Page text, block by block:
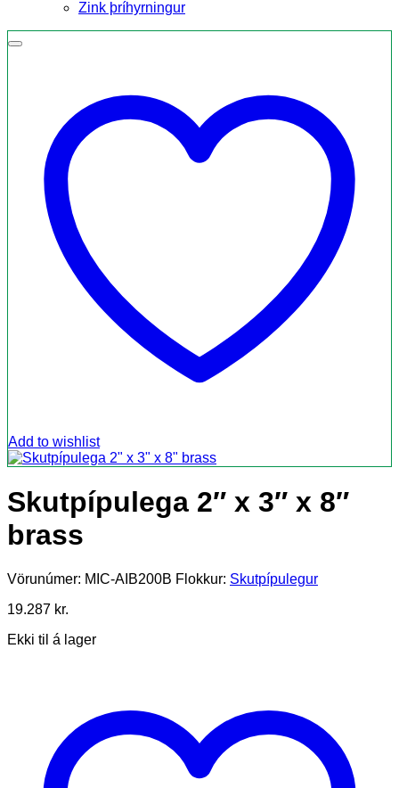
Zink þríhyrningur
Add to wishlist
Skutpípulega 2″ x 3″ x 8″
brass
Vörunúmer: MIC-AIB200B Flokkur: Skutpípulegur
19.287 kr.
Ekki til á lager